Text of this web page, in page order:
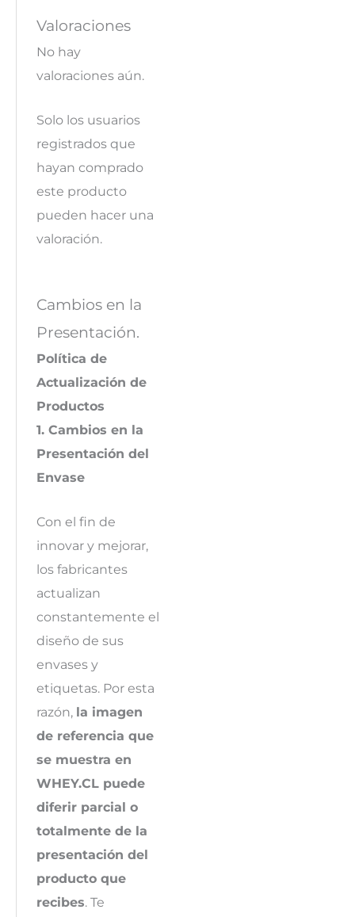
Valoraciones
No hay
valoraciones aún.
Solo los usuarios
registrados que
hayan comprado
este producto
pueden hacer una
valoración.
Cambios en la
Presentación.
Política de
Actualización de
Productos
1. Cambios en la
Presentación del
Envase
Con el fin de
innovar y mejorar,
los fabricantes
actualizan
constantemente el
diseño de sus
envases y
etiquetas. Por esta
razón, la imagen
de referencia que
se muestra en
WHEY.CL puede
diferir parcial o
totalmente de la
presentación del
producto que
recibes. Te